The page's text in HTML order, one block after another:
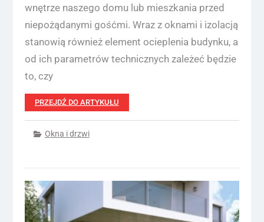
wnętrze naszego domu lub mieszkania przed
niepożądanymi gośćmi. Wraz z oknami i izolacją
stanowią również element ocieplenia budynku, a
od ich parametrów technicznych zależeć będzie
to, czy
PRZEJDŹ DO ARTYKUŁU
Okna i drzwi